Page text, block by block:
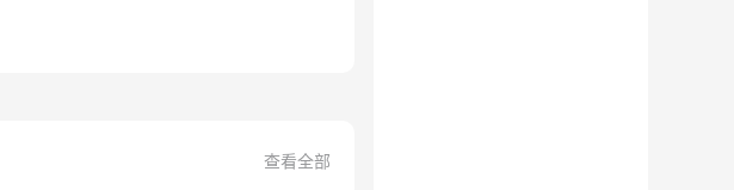
查看全部